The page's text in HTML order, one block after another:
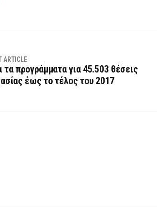
ARTICLE
τα προγράμματα για 45.503 θέσεις
έως το τέλος του 2017